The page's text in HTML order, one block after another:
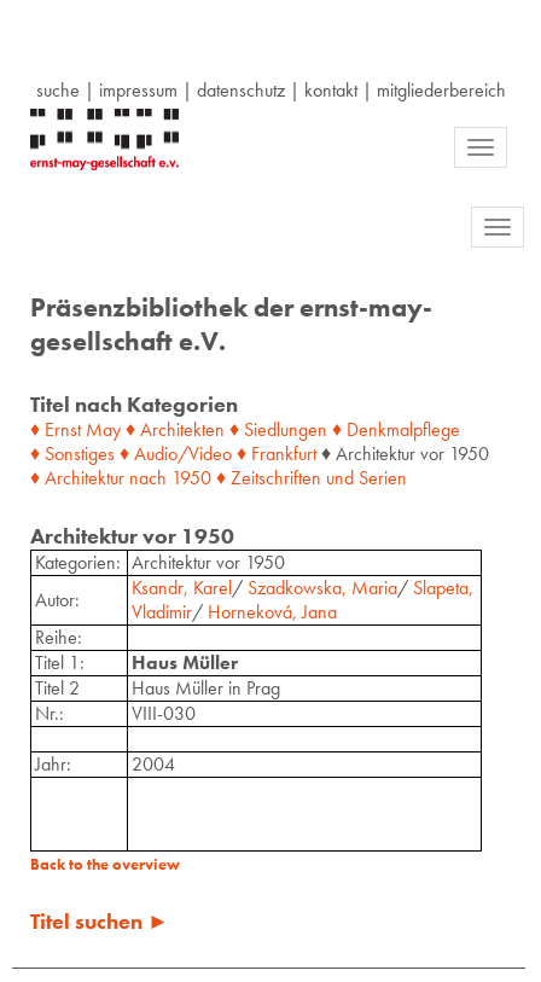
suche | impressum | datenschutz| kontakt| mitgliederbereich
Toggle
Präsenzbibliothek der ernst-may-
gesellschaft e.V.
Titel nach Kategorien
♦ Ernst May♦ Architekten ♦ Siedlungen ♦ Denkmalpflege
♦ Sonstiges♦ Audio/Video♦ Frankfurt♦ Architektur vor 1950
♦ Architektur nach 1950♦ Zeitschriften und Serien
Architektur vor 1950
Kategorien: Architektur vor 1950
Autor:
Ksandr, Karel/ Szadkowska, Maria/ Slapeta,
Vladimir/ Horneková, Jana
Reihe:
Titel 1:
Haus Müller
Titel 2
Haus Müller in Prag
Nr.:
VIII-030
Jahr:
2004
Back to the overview
Titel suchen ►